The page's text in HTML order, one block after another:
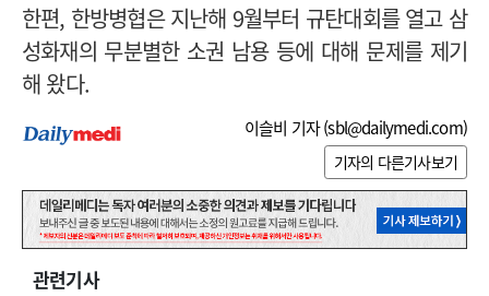
한편, 한방병협은 지난해 9월부터 규탄대회를 열고 삼
성화재의 무분별한 소권 남용 등에 대해 문제를 제기
해 왔다.
이슬비 기자 (sbl@dailymedi.com)
기자의 다른기사보기
관련기사